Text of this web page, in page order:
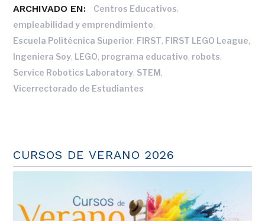
ARCHIVADO EN: Centros Educativos,
empleabilidad y emprendimiento,
Escuela Politécnica Superior, FIRST, FIRST LEGO League,
Ingeniera Soy, LEGO, programa educativo, robots,
Service Robotics Laboratory, STEM,
Vicerrectorado de Estudiantes
CURSOS DE VERANO 2026